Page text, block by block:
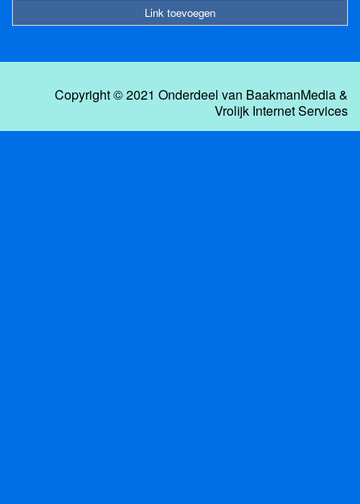
Link toevoegen
Copyright © 2021 Onderdeel van BaakmanMedia&
Vrolijk Internet Services